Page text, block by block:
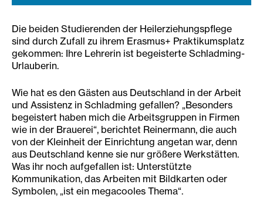
Die beiden Studierenden der Heilerziehungspflege
sind durch Zufall zu ihrem Erasmus+ Praktikumsplatz
gekommen: Ihre Lehrerin ist begeisterte Schladming-
Urlauberin.
Wie hat es den Gästen aus Deutschland in der Arbeit
und Assistenz in Schladming gefallen? „Besonders
begeistert haben mich die Arbeitsgruppen in Firmen
wie in der Brauerei“, berichtet Reinermann, die auch
von der Kleinheit der Einrichtung angetan war, denn
aus Deutschland kenne sie nur größere Werkstätten.
Was ihr noch aufgefallen ist: Unterstützte
Kommunikation, das Arbeiten mit Bildkarten oder
Symbolen, „ist ein megacooles Thema“.